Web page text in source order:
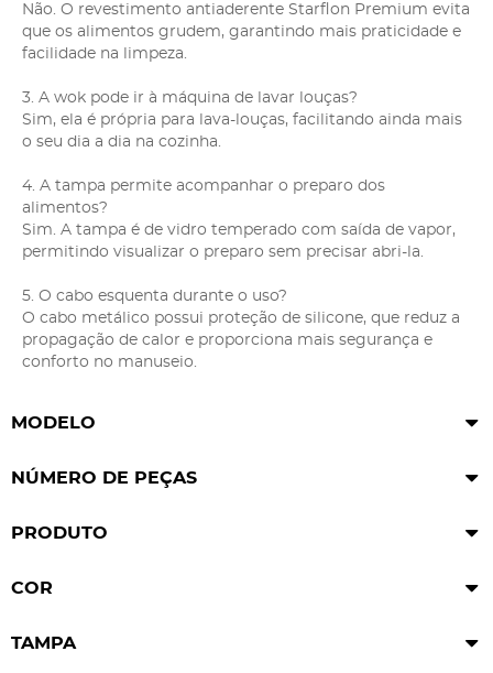
Não. O revestimento antiaderente Starflon Premium evita
que os alimentos grudem, garantindo mais praticidade e
facilidade na limpeza.
3. A wok pode ir à máquina de lavar louças?
Sim, ela é própria para lava-louças, facilitando ainda mais
o seu dia a dia na cozinha.
4. A tampa permite acompanhar o preparo dos
alimentos?
Sim. A tampa é de vidro temperado com saída de vapor,
permitindo visualizar o preparo sem precisar abri-la.
5. O cabo esquenta durante o uso?
O cabo metálico possui proteção de silicone, que reduz a
propagação de calor e proporciona mais segurança e
conforto no manuseio.
MODELO
NÚMERO DE PEÇAS
PRODUTO
COR
TAMPA